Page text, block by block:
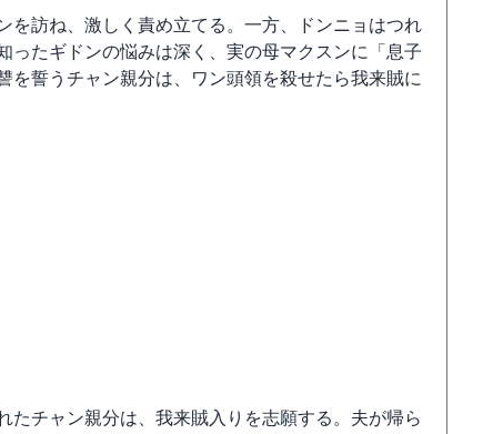
を訪ね、激しく責め立てる。一方、ドンニョはつれ
ったギドンの悩みは深く、実の母マクスンに「息子
誓うチャン親分は、ワン頭領を殺せたら我来賊に
たチャン親分は、我来賊入りを志願する。夫が帰ら